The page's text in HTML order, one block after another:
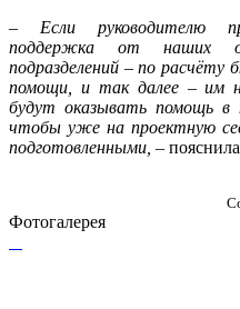
– Если руководителю
поддержка от наших
подразделений – по
помощи, и так далее – им
будут оказывать помощь в
чтобы уже на проектную
подготовленными, –
Фотогалерея